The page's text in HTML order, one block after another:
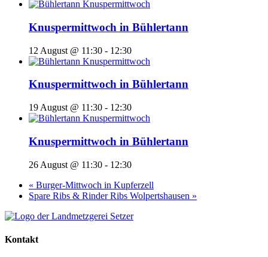
Knuspermittwoch in Bühlertann
12 August @ 11:30 - 12:30
Knuspermittwoch in Bühlertann
19 August @ 11:30 - 12:30
Knuspermittwoch in Bühlertann
26 August @ 11:30 - 12:30
« Burger-Mittwoch in Kupferzell
Spare Ribs & Rinder Ribs Wolpertshausen »
Kontakt